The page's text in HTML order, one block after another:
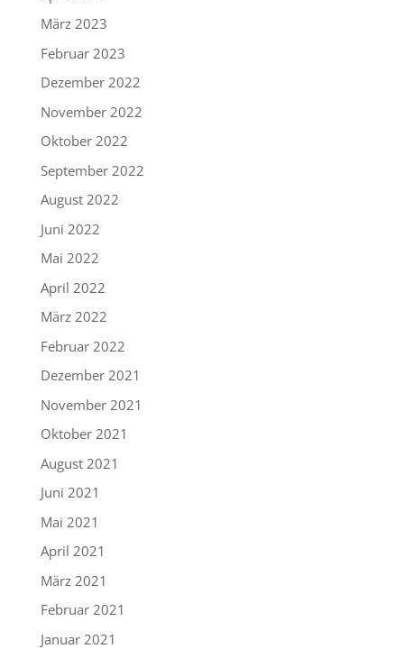
März 2023
Februar 2023
Dezember 2022
November 2022
Oktober 2022
September 2022
August 2022
Juni 2022
Mai 2022
April 2022
März 2022
Februar 2022
Dezember 2021
November 2021
Oktober 2021
August 2021
Juni 2021
Mai 2021
April 2021
März 2021
Februar 2021
Januar 2021